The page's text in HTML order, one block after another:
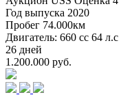
Год выпуска 2020
Пробег 74.000км
Двигатель: 660 cc 64
26 дней
1.200.000 руб.